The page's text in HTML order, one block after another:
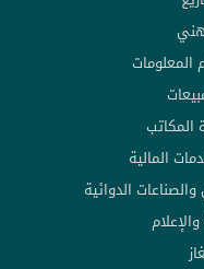
المعلومات
المكاتب
المالية
الدوائية